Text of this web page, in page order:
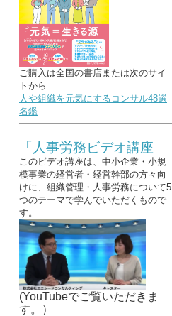
ご購入は全国の書店または次のサイ
トから
人や組織を元気にするコンサル48選
名鑑
「人事労務ビデオ講座」
このビデオ講座は、中小企業・小規
模事業の経営者・経営幹部の方々向
けに、組織管理・人事労務について5
つのテーマで学んでいただくもので
す。
(YouTubeでご覧いただきま
す。）